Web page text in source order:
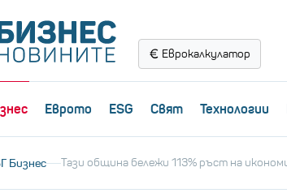
Еврокалкулатор
Еврото ESG Свят Технологии
Бизнес Тази община бележи 113% ръст на